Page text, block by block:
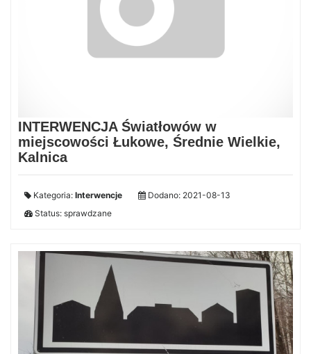
INTERWENCJA Światłowów w
miejscowości Łukowe, Średnie Wielkie,
Kalnica
Kategoria: Interwencje
Dodano: 2021-08-13
Status: sprawdzane